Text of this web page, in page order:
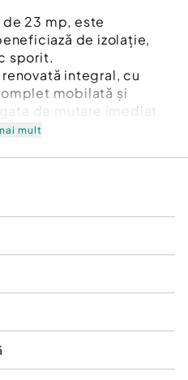
23 mp, este
de izolație,
sporit.
integral, cu
mobilată și
de mutare imediat,
și electrocasnicele
și confort încă din
cu acces rapid la
puncte de
mult